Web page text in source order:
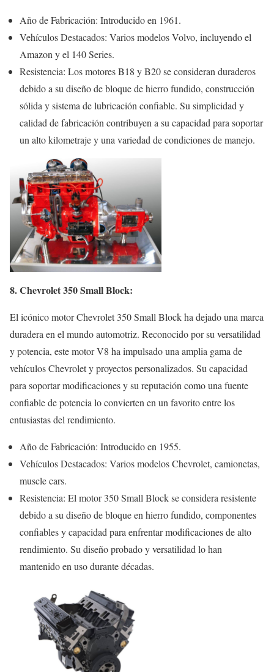
Año de Fabricación: Introducido en 1961.
Vehículos Destacados: Varios modelos Volvo, incluyendo el
Amazon y el 140 Series.
Resistencia: Los motores B18 y B20 se consideran duraderos
debido a su diseño de bloque de hierro fundido, construcción
sólida y sistema de lubricación confiable. Su simplicidad y
calidad de fabricación contribuyen a su capacidad para soportar
un alto kilometraje y una variedad de condiciones de manejo.
8. Chevrolet 350 Small Block:
El icónico motor Chevrolet 350 Small Block ha dejado una marca
duradera en el mundo automotriz. Reconocido por su versatilidad
y potencia, este motor V8 ha impulsado una amplia gama de
vehículos Chevrolet y proyectos personalizados. Su capacidad
para soportar modificaciones y su reputación como una fuente
confiable de potencia lo convierten en un favorito entre los
entusiastas del rendimiento.
Año de Fabricación: Introducido en 1955.
Vehículos Destacados: Varios modelos Chevrolet, camionetas,
muscle cars.
Resistencia: El motor 350 Small Block se considera resistente
debido a su diseño de bloque en hierro fundido, componentes
confiables y capacidad para enfrentar modificaciones de alto
rendimiento. Su diseño probado y versatilidad lo han
mantenido en uso durante décadas.